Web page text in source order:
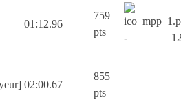
01:12.96
759
pts
-
02:00.67
855
pts